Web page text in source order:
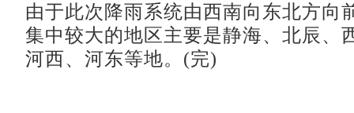
由于此次降雨系统由西南向东北方向
集中较大的地区主要是静海、北辰、
河西、河东等地。(完)